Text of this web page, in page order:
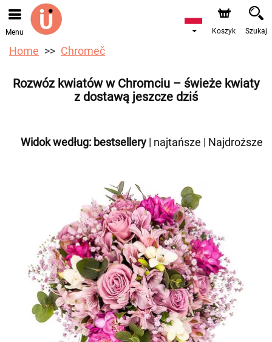
Przyjmujemy zamówienia za pośrednictwem naszego
sklepu internetowego. Najbliższy możliwy termin dostawy
to 10.08.2026 z powodu urlopu.
Menu Koszyk Szukaj
Home Chromeč
Rozwóz kwiatów w Chromciu – świeże kwiaty
z dostawą jeszcze dziś
Widok według: bestsellery | najtańsze | Najdroższe